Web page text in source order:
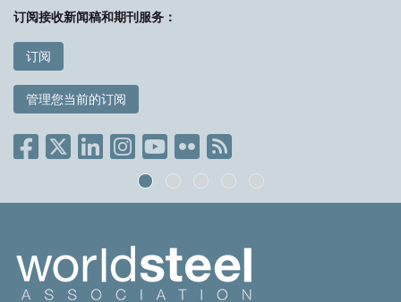
订阅接收新闻稿和期刊服务：
订阅
管理您当前的订阅